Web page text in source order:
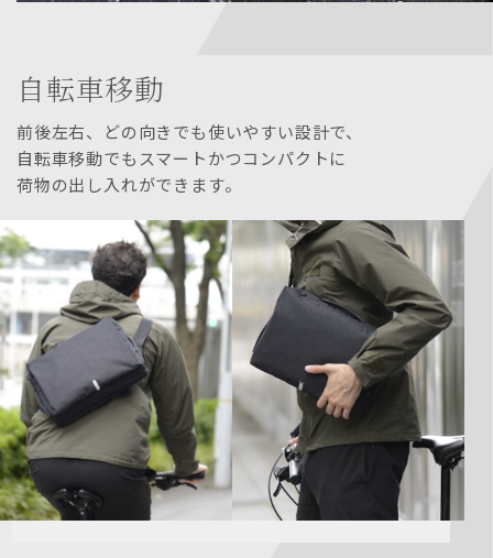
自転車移動
前後左右、どの向きでも使いやすい設計で、
自転車移動でもスマートかつコンパクトに
荷物の出し入れができます。